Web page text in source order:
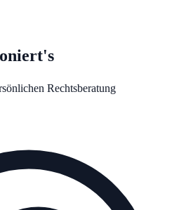
Rechtsberatung